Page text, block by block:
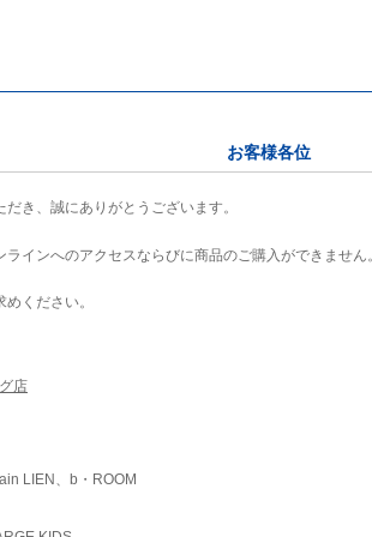
お客様各位
き、誠にありがとうございます。
インへのアクセスならびに商品のご購入ができません。
ください。
店
LIEN、b・ROOM